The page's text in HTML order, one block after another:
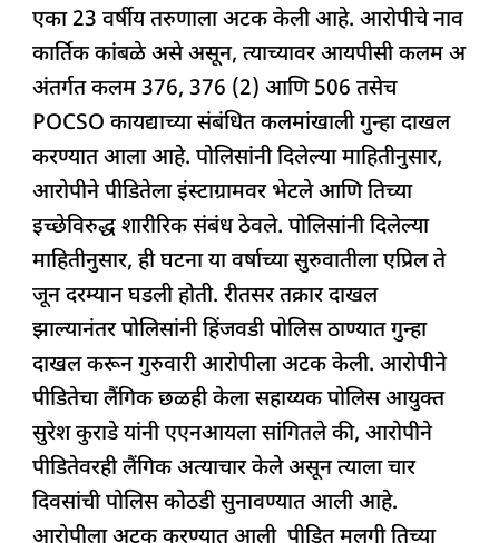
एका 23 वर्षीय तरुणाला अटक केली आहे. आरोपीचे नाव
कार्तिक कांबळे असे असून, त्याच्यावर आयपीसी कलम अ
अंतर्गत कलम 376, 376 (2) आणि 506 तसेच
POCSO कायद्याच्या संबंधित कलमांखाली गुन्हा दाखल
करण्यात आला आहे. पोलिसांनी दिलेल्या माहितीनुसार,
आरोपीने पीडितेला इंस्टाग्रामवर भेटले आणि तिच्या
इच्छेविरुद्ध शारीरिक संबंध ठेवले. पोलिसांनी दिलेल्या
माहितीनुसार, ही घटना या वर्षाच्या सुरुवातीला एप्रिल ते
जून दरम्यान घडली होती. रीतसर तक्रार दाखल
झाल्यानंतर पोलिसांनी हिंजवडी पोलिस ठाण्यात गुन्हा
दाखल करून गुरुवारी आरोपीला अटक केली. आरोपीने
पीडितेचा लैंगिक छळही केला सहाय्यक पोलिस आयुक्त
सुरेश कुराडे यांनी एएनआयला सांगितले की, आरोपीने
पीडितेवरही लैंगिक अत्याचार केले असून त्याला चार
दिवसांची पोलिस कोठडी सुनावण्यात आली आहे.